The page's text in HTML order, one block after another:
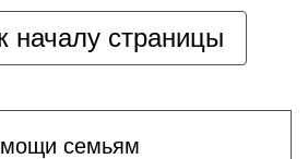
началу страницы
семьям